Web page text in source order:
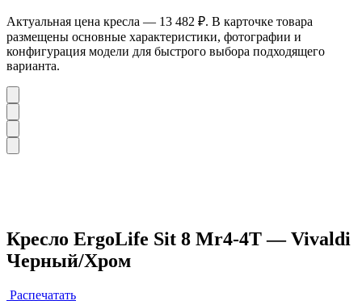
Актуальная цена кресла — 13 482 ₽. В карточке товара
размещены основные характеристики, фотографии и
конфигурация модели для быстрого выбора подходящего
варианта.
Кресло ErgoLife Sit 8 Mr4-4T — Vivaldi
Черный/Хром
Распечатать